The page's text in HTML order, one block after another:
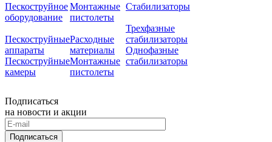
Пескоструйное
оборудование
Пескоструйные
аппараты
Пескоструйные
камеры
Монтажные
пистолеты
Расходные
материалы
Монтажные
пистолеты
Стабилизаторы
Трехфазные
стабилизаторы
Однофазные
стабилизаторы
Подписаться
на новости и акции
Подписаться